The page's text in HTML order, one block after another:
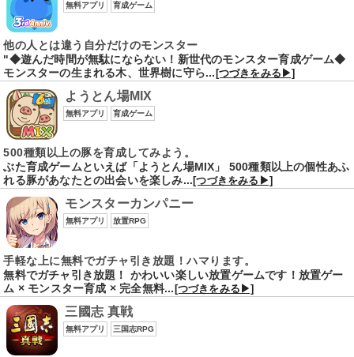
無料アプリ 育成ゲーム
他の人とは違う自分だけのモンスター
"◆遊んだ時間が無駄にならない！新世代のモンスター育成ゲーム◆
モンスターの生まれる木、世界樹に守ら...[つづきをみる▶]
ようとん場MIX
無料アプリ 育成ゲーム
500種類以上の豚を育成してみよう。
ぶた育成ゲームといえば「ようとん場MIX」 500種類以上の個性あふ
れる豚があなたとの出会いを楽しみ...[つづきをみる▶]
モンスターカンパニー
無料アプリ 放置RPG
手軽な上に無料でガチャ引き放題！ハマります。
無料でガチャ引き放題！ かわいい楽しい放置ゲームです！放置ゲー
ム × モンスター育成 × 完全無料...[つづきをみる▶]
三國志 真戦
無料アプリ 三国志RPG